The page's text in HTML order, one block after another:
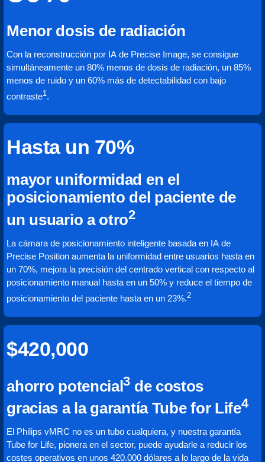
Menor dosis de radiación
Con la reconstrucción por IA de Precise Image, se consigue
simultáneamente un 80% menos de dosis de radiación, un 85%
menos de ruido y un 60% más de detectabilidad con bajo
contraste1.
Hasta un 70%
mayor uniformidad en el
posicionamiento del paciente de
un usuario a otro2
La cámara de posicionamiento inteligente basada en IA de
Precise Position aumenta la uniformidad entre usuarios hasta en
un 70%, mejora la precisión del centrado vertical con respecto al
posicionamiento manual hasta en un 50% y reduce el tiempo de
posicionamiento del paciente hasta en un 23%.2
$420,000
ahorro potencial3 de costos
gracias a la garantía Tube for Life4
El Philips vMRC no es un tubo cualquiera, y nuestra garantía
Tube for Life, pionera en el sector, puede ayudarle a reducir los
costes operativos en unos 420.000 dólares a lo largo de la vida